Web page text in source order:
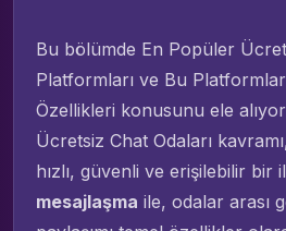
Bu bölümde En Popüler
Platformları ve Bu
Özellikleri konusunu ele
Ücretsiz Chat Odaları
hızlı, güvenli ve erişilebilir bir
mesajlaşma ile, odalar arası